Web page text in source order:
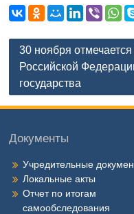
Навигация
по
записям
30 ноября
Российской
государства
Документы
Учредительные
Локальные акты
Отчет по итогам
самообследования